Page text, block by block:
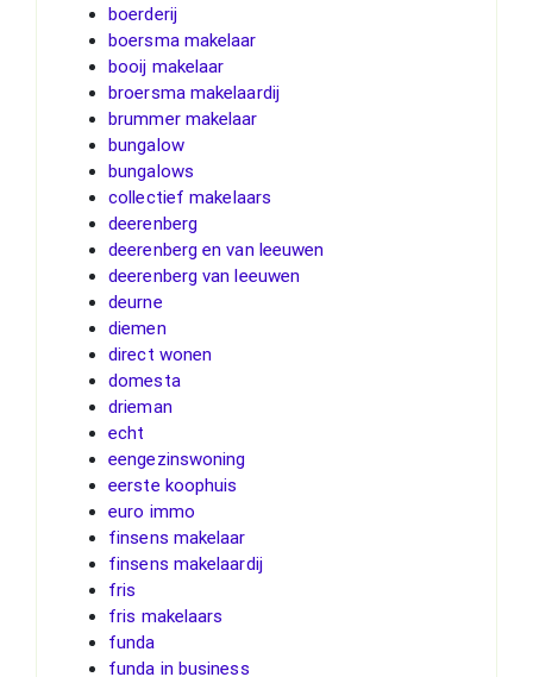
boerderij
boersma makelaar
booij makelaar
broersma makelaardij
brummer makelaar
bungalow
bungalows
collectief makelaars
deerenberg
deerenberg en van leeuwen
deerenberg van leeuwen
deurne
diemen
direct wonen
domesta
drieman
echt
eengezinswoning
eerste koophuis
euro immo
finsens makelaar
finsens makelaardij
fris
fris makelaars
funda
funda in business